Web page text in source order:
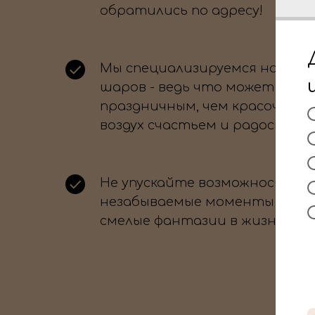
обратились по адресу!
Мы специализируемся на
шаров - ведь что может быть
праздничным, чем красочные
воздух счастьем и радостью?
Не упускайте возможность
незабываемые моменты и
смелые фантазии в жизнь.